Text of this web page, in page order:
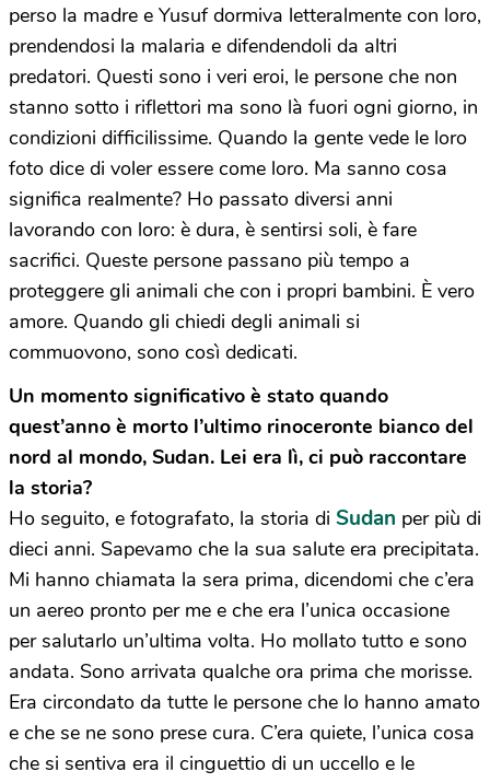
perso la madre e Yusuf dormiva letteralmente con loro,
prendendosi la malaria e difendendoli da altri
predatori. Questi sono i veri eroi, le persone che non
stanno sotto i riflettori ma sono là fuori ogni giorno, in
condizioni difficilissime. Quando la gente vede le loro
foto dice di voler essere come loro. Ma sanno cosa
significa realmente? Ho passato diversi anni
lavorando con loro: è dura, è sentirsi soli, è fare
sacrifici. Queste persone passano più tempo a
proteggere gli animali che con i propri bambini. È vero
amore. Quando gli chiedi degli animali si
commuovono, sono così dedicati.
Un momento significativo è stato quando
quest’anno è morto l’ultimo rinoceronte bianco del
nord al mondo, Sudan. Lei era lì, ci può raccontare
la storia?
Ho seguito, e fotografato, la storia di Sudan per più di
dieci anni. Sapevamo che la sua salute era precipitata.
Mi hanno chiamata la sera prima, dicendomi che c’era
un aereo pronto per me e che era l’unica occasione
per salutarlo un’ultima volta. Ho mollato tutto e sono
andata. Sono arrivata qualche ora prima che morisse.
Era circondato da tutte le persone che lo hanno amato
e che se ne sono prese cura. C’era quiete, l’unica cosa
che si sentiva era il cinguettio di un uccello e le